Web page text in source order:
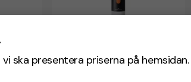
ska presentera priserna på